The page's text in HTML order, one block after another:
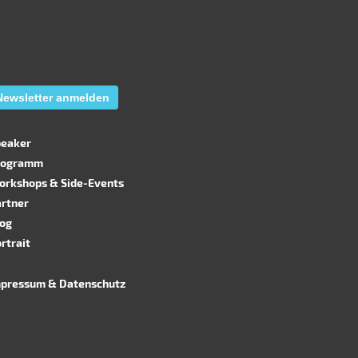
anmelden
& Side-Events
& Datenschutz